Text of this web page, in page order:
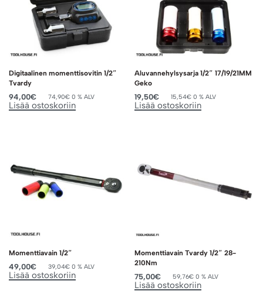
Digitaalinen momenttisovitin 1/2″
Tvardy
94,00€ 74,90€ 0 % ALV
Lisää ostoskoriin
Aluvannehylsysarja 1/2″ 17/19/21MM
Geko
19,50€ 15,54€ 0 % ALV
Lisää ostoskoriin
Momenttiavain 1/2″
49,00€ 39,04€ 0 % ALV
Lisää ostoskoriin
Momenttiavain Tvardy 1/2″ 28-
210Nm
75,00€ 59,76€ 0 % ALV
Lisää ostoskoriin